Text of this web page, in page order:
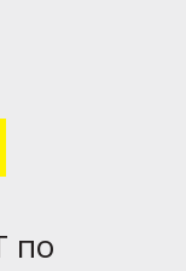
по